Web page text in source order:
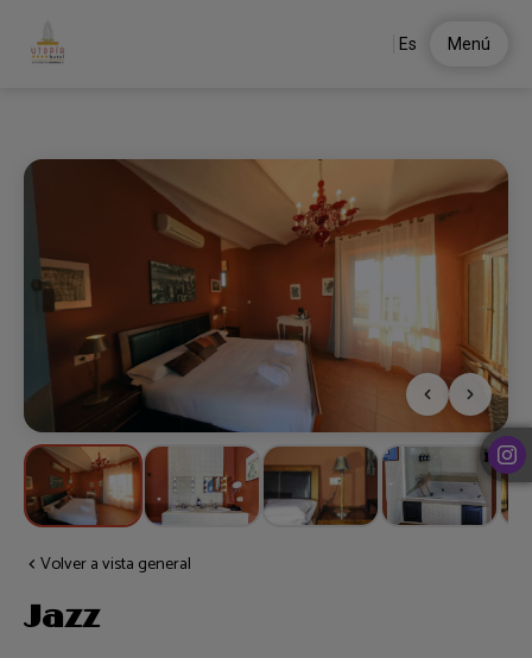
Es Menú
Volver a vista general
Jazz